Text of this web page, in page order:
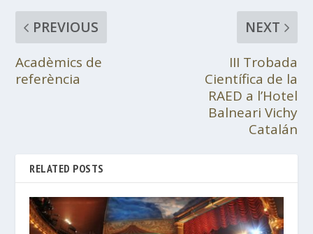
PREVIOUS
Acadèmics de
referència
NEXT
III Trobada
Científica de la
RAED a l’Hotel
Balneari Vichy
Catalán
RELATED POSTS